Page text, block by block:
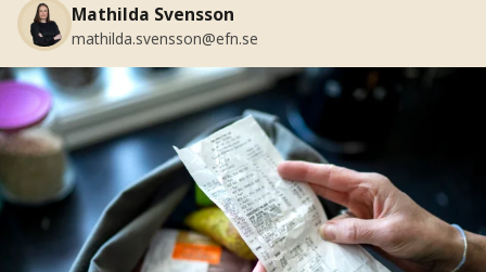
Mathilda Svensson
mathilda.svensson@efn.se